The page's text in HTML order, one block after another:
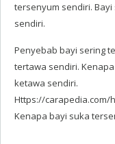
tersenyum sendiri.
sendiri.
Penyebab bayi sering
tertawa sendiri.
ketawa sendiri.
Https://carapedia.com/
Kenapa bayi suka